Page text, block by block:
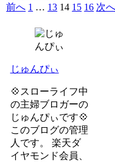
前へ 1 … 13 14 15 16 次へ
じゅんぴぃ
💠スローライフ中
の主婦ブロガーの
じゅんぴぃです💠
このブログの管理
人です。 楽天ダ
イヤモンド会員、